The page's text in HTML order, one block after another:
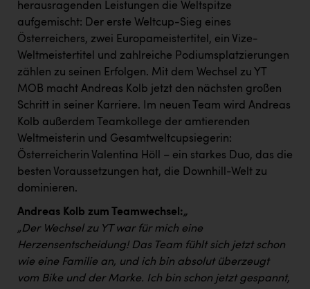
Kärcher
Karin Liedl
KEBA
KIWI Kinderwunsch Institut Dr. Loimer
KLIPP Frisör
Kleider Bauer
Kremsmüller Anlagenbau GmbH
Oldtimer Raststationen und Motorhotels
Österreichischer Kachelofenverband
Orlen
herausragenden Leistungen die Weltspitze
aufgemischt: Der erste Weltcup-Sieg eines
Österreichers, zwei Europameistertitel, ein Vize-
Weltmeistertitel und zahlreiche Podiumsplatzierungen
zählen zu seinen Erfolgen. Mit dem Wechsel zu YT
MOB macht Andreas Kolb jetzt den nächsten großen
Schritt in seiner Karriere. Im neuen Team wird Andreas
Kolb außerdem Teamkollege der amtierenden
Weltmeisterin und Gesamtweltcupsiegerin:
Österreicherin Valentina Höll – ein starkes Duo, das die
besten Voraussetzungen hat, die Downhill-Welt zu
dominieren.
Andreas Kolb zum Teamwechsel:„
„Der Wechsel zu YT war für mich eine
Herzensentscheidung! Das Team fühlt sich jetzt schon
wie eine Familie an, und ich bin absolut überzeugt
vom Bike und der Marke. Ich bin schon jetzt gespannt,